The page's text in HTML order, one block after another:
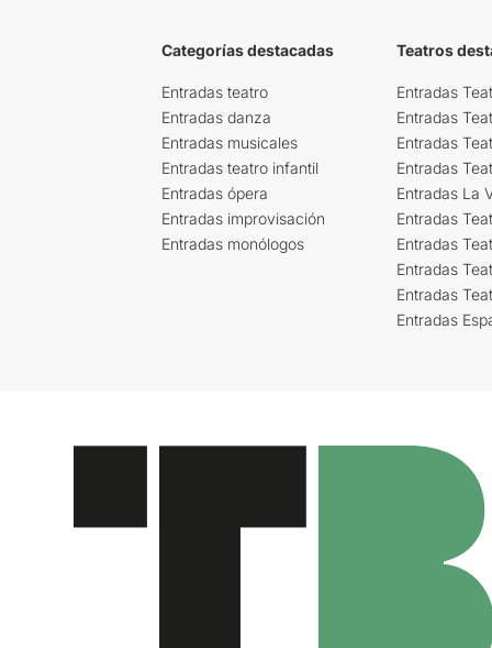
Categorías destacadas
Entradas teatro
Entradas danza
Entradas musicales
Entradas teatro infantil
Entradas ópera
Entradas improvisación
Entradas monólogos
Teatros
Entradas
Entradas
Entradas
Entradas
Entradas La
Entradas
Entradas
Entradas
Entradas
Entradas